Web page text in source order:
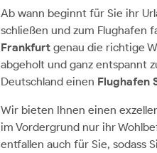
Ab wann beginnt für Sie ihr
schließen und zum Flughafen
Frankfurt genau die richtige
abgeholt und ganz entspannt
Deutschland einen Flughafen
Wir bieten Ihnen einen
im Vordergrund nur ihr
entfallen auch für Sie, sodass